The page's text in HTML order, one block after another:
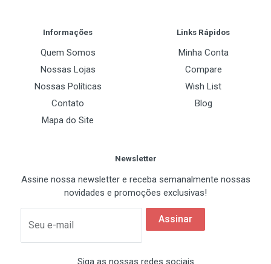
Informações
Quem Somos
Nossas Lojas
Nossas Políticas
Contato
Mapa do Site
Links Rápidos
Minha Conta
Compare
Wish List
Blog
Newsletter
Assine nossa newsletter e receba semanalmente nossas
novidades e promoções exclusivas!
Seu e-mail
Assinar
Siga as nossas redes sociais